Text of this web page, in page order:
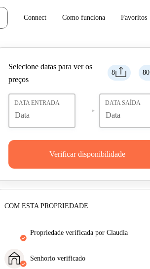
Connect Como funciona Favoritos
8 80
Selecione datas para ver os
preços
DATA ENTRADA DATA SAÍDA
Verificar disponibilidade
COM ESTA PROPRIEDADE
propriedade verificada por Claudia
obtém exatamente o que vê no anúncio.
Senhorio verificado